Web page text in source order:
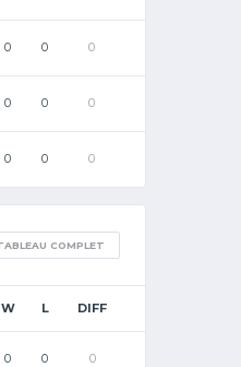
0 0 0
0 0 0
0 0 0
COMPLET
W L DIFF
0 0 0